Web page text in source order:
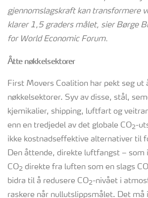
gjennomslagskraftkan transformere
klarer 1,5 graders målet, sier Børge
for WorldEconomicForum.
Åtte nøkkelsektorer
First Movers Coalition har pekt seg ut
nøkkelsektorer. Syv av disse, stål,
kjemikalier, shipping, luftfart og
enn en tredjedel av det globale CO2-
ikke kostnadseffektive alternativer til
Den åttende, direkte luftfangst – som
CO2 direkte fra luften som en slags CO
bidra til å redusere CO2-nivået i
raskere når nullutslippsmålet. Det må